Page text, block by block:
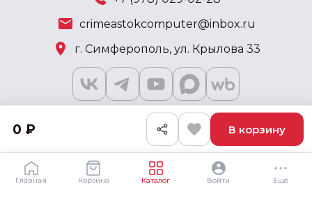
Главная Корзина Каталог Войти Ещё
0 ₽ В корзину
crimeastokcomputer@inbox.ru
г. Симферополь, ул. Крылова 33
2018 - 2026 © KSKSHOP.RU